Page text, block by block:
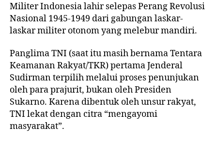
Militer Indonesia lahir selepas Perang Revolusi
Nasional 1945-1949 dari gabungan laskar-
laskar militer otonom yang melebur mandiri.
Panglima TNI (saat itu masih bernama Tentara
Keamanan Rakyat/TKR) pertama Jenderal
Sudirman terpilih melalui proses penunjukan
oleh para prajurit, bukan oleh Presiden
Sukarno. Karena dibentuk oleh unsur rakyat,
TNI lekat dengan citra “mengayomi
masyarakat”.